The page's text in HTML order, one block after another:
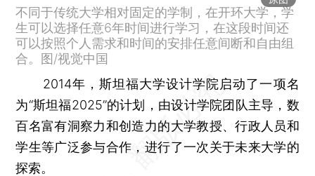
不同于传统大学相对固定的学制，在开环大学，学
生可以选择任意6年时间进行学习，在这段时间还
可以按照个人需求和时间的安排任意间断和自由组
合。图/视觉中国
2014年，斯坦福大学设计学院启动了一项名
为“斯坦福2025”的计划，由设计学院团队主导，数
百名富有洞察力和创造力的大学教授、行政人员和
学生等广泛参与合作，进行了一次关于未来大学的
探索。